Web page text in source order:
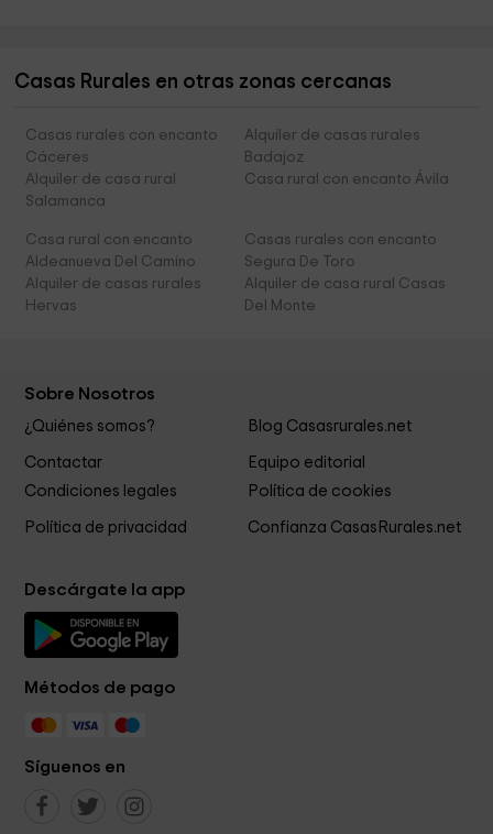
Casas Rurales en otras zonas cercanas
Casas rurales con encanto
Cáceres
Alquiler de casas rurales
Badajoz
Alquiler de casa rural
Salamanca
Casa rural con encanto Ávila
Casa rural con encanto
Aldeanueva Del Camino
Casas rurales con encanto
Segura De Toro
Alquiler de casas rurales
Hervas
Alquiler de casa rural Casas
Del Monte
Sobre Nosotros
¿Quiénes somos? Blog Casasrurales.net
Contactar
Equipo editorial
Condiciones legales
Política de cookies
Política de privacidad Confianza CasasRurales.net
Descárgate la app
Métodos de pago
Síguenos en